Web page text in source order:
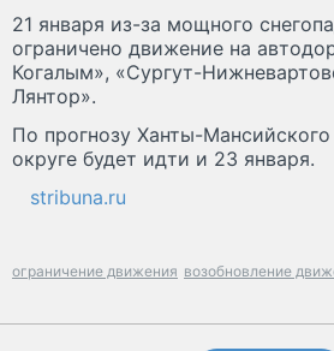
21 января из-за мощного
ограничено движение на
Когалым», «Сургут-
Лянтор».
По прогнозу Ханты-
округе будет идти и 23 января.
stribuna.ru
ограничение движения возобновление